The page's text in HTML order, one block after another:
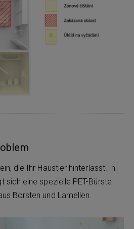
die Ihr Haustier hinterlässt! In
sich eine spezielle PET-Bürste
Borsten und Lamellen.